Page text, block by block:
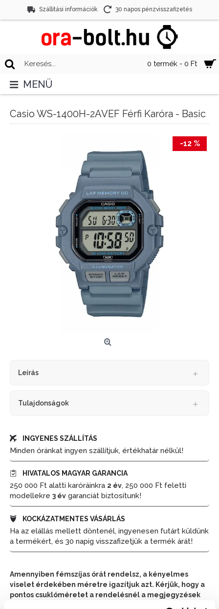
Szállítási információk 30 napos pénzvisszafizetés
0 termék - 0 Ft
MENÜ
Casio WS-1400H-2AVEF Férfi Karóra - Basic
-12 %
Leírás
Tulajdonságok
INGYENES SZÁLLÍTÁS
Minden óránkat ingyen szállítjuk, értékhatár nélkül!
HIVATALOS MAGYAR GARANCIA
250 000 Ft alatti karóráinkra 2 év, 250 000 Ft feletti
modellekre 3 év garanciát biztosítunk!
KOCKÁZATMENTES VÁSÁRLÁS
Ha az elállás mellett döntenél, ingyenesen futárt küldünk
a termékért, és 30 napig visszafizetjük a termék árát!
Amennyiben fémszíjas órát rendelsz, a kényelmes
viselet érdekében méretre igazítjuk azt. Kérjük, hogy a
pontos csuklóméretet a rendelésnél a megjegyzések